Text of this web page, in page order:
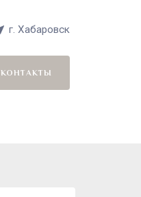
г. Хабаровск
КОНТАКТЫ